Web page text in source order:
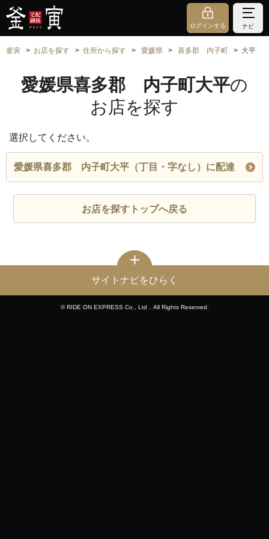
ログインする ナビ
釜寅 お店を探す 住所から探す 愛媛県 喜多郡 内子町 大平
愛媛県喜多郡 内子町大平の
お店を探す
選択してください。
愛媛県喜多郡 内子町大平（丁目・字なし）に配達
お店を探すトップへ戻る
サイトナビをひらく
© RIDE ON EXPRESS Co., Ltd．All Rights Reserved.